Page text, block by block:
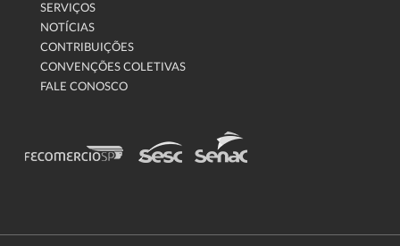
SERVIÇOS
NOTÍCIAS
CONTRIBUIÇÕES
CONVENÇÕES COLETIVAS
FALE CONOSCO